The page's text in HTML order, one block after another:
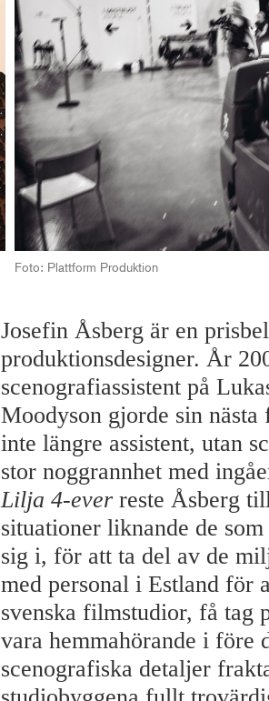
Foto: Plattform Produktion
Josefin Åsberg är en
produktionsdesigner. År
scenografiassistent på
Moodyson gjorde sin
inte längre assistent, utan
stor noggrannhet med
Lilja 4-ever reste Åsberg
situationer liknande de
sig i, för att ta del av de
med personal i Estland för
svenska filmstudior, få tag
vara hemmahörande i före
scenografiska detaljer